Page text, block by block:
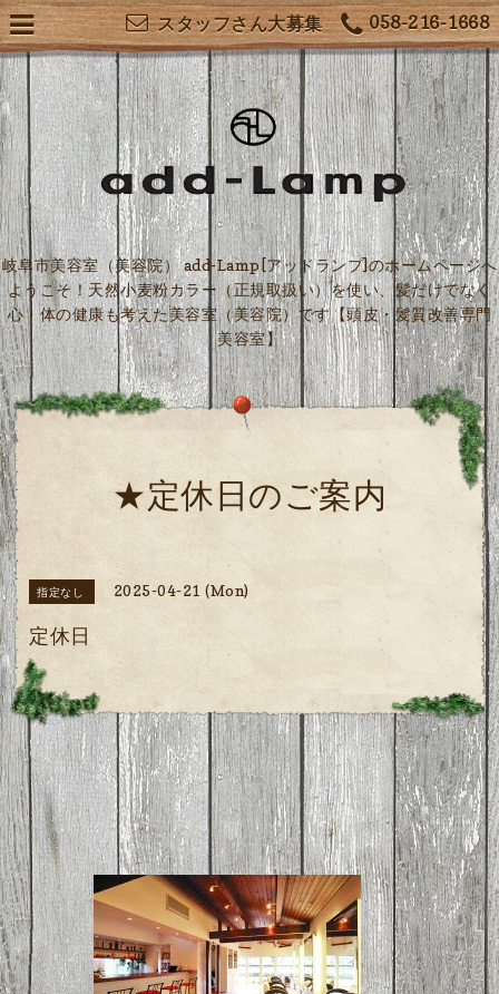
058-216-1668
スタッフさん大募集
岐阜市美容室（美容院） add-Lamp[アッドランプ]のホームページへ
ようこそ！天然小麦粉カラー（正規取扱い）を使い、髪だけでなく
心・体の健康も考えた美容室（美容院）です【頭皮・髪質改善専門
美容室】
★定休日のご案内
指定なし 2025-04-21 (Mon)
定休日